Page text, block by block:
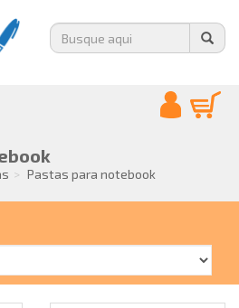
Pastas para notebook